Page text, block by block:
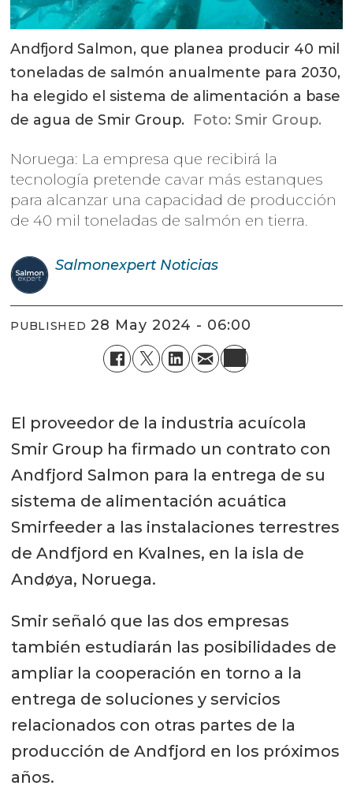
Andfjord Salmon, que planea producir 40 mil
toneladas de salmón anualmente para 2030,
ha elegido el sistema de alimentación a base
de agua de Smir Group. Foto: Smir Group.
Noruega: La empresa que recibirá la
tecnología pretende cavar más estanques
para alcanzar una capacidad de producción
de 40 mil toneladas de salmón en tierra.
Salmonexpert Noticias
PUBLISHED 28 May 2024 - 06:00
El proveedor de la industria acuícola
Smir Group ha firmado un contrato con
Andfjord Salmon para la entrega de su
sistema de alimentación acuática
Smirfeeder a las instalaciones terrestres
de Andfjord en Kvalnes, en la isla de
Andøya, Noruega.
Smir señaló que las dos empresas
también estudiarán las posibilidades de
ampliar la cooperación en torno a la
entrega de soluciones y servicios
relacionados con otras partes de la
producción de Andfjord en los próximos
años.